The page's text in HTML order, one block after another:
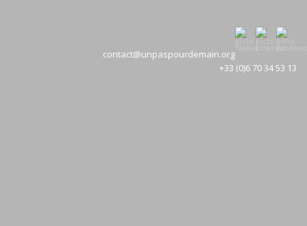
contact@unpaspourdemain.org
+33 (0)6 70 34 53 13